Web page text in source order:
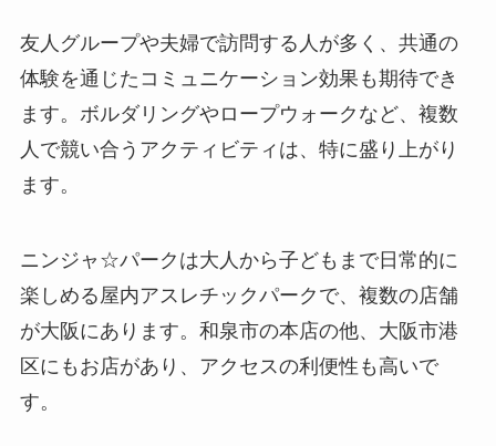
友人グループや夫婦で訪問する人が多く、共通の
体験を通じたコミュニケーション効果も期待でき
ます。ボルダリングやロープウォークなど、複数
人で競い合うアクティビティは、特に盛り上がり
ます。
ニンジャ☆パークは大人から子どもまで日常的に
楽しめる屋内アスレチックパークで、複数の店舗
が大阪にあります。和泉市の本店の他、大阪市港
区にもお店があり、アクセスの利便性も高いで
す。